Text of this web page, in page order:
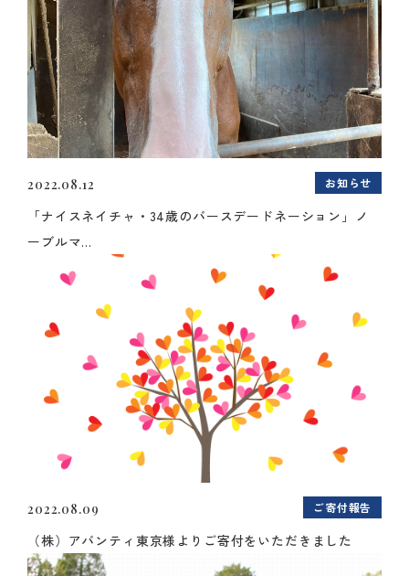
2022.08.12 お知らせ
「ナイスネイチャ・34歳のバースデードネーション」ノ
ーブルマ...
2022.08.09 ご寄付報告
（株）アバンティ東京様よりご寄付をいただきました